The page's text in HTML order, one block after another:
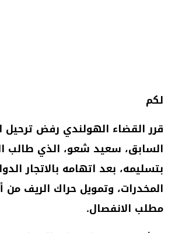
لكم
قرر القضاء الهولندي رفض ترحيل
السابق، سعيد شعو، الذي طالب
بتسليمه، بعد اتهامه بالاتجار
المخدرات، وتمويل حراك الريف من
مطلب الانفصال.